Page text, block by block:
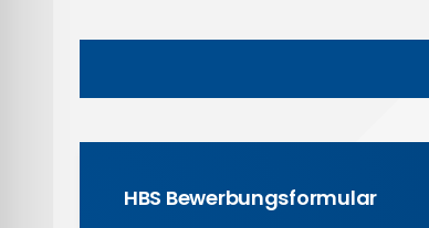
HBS Bewerbungsformular